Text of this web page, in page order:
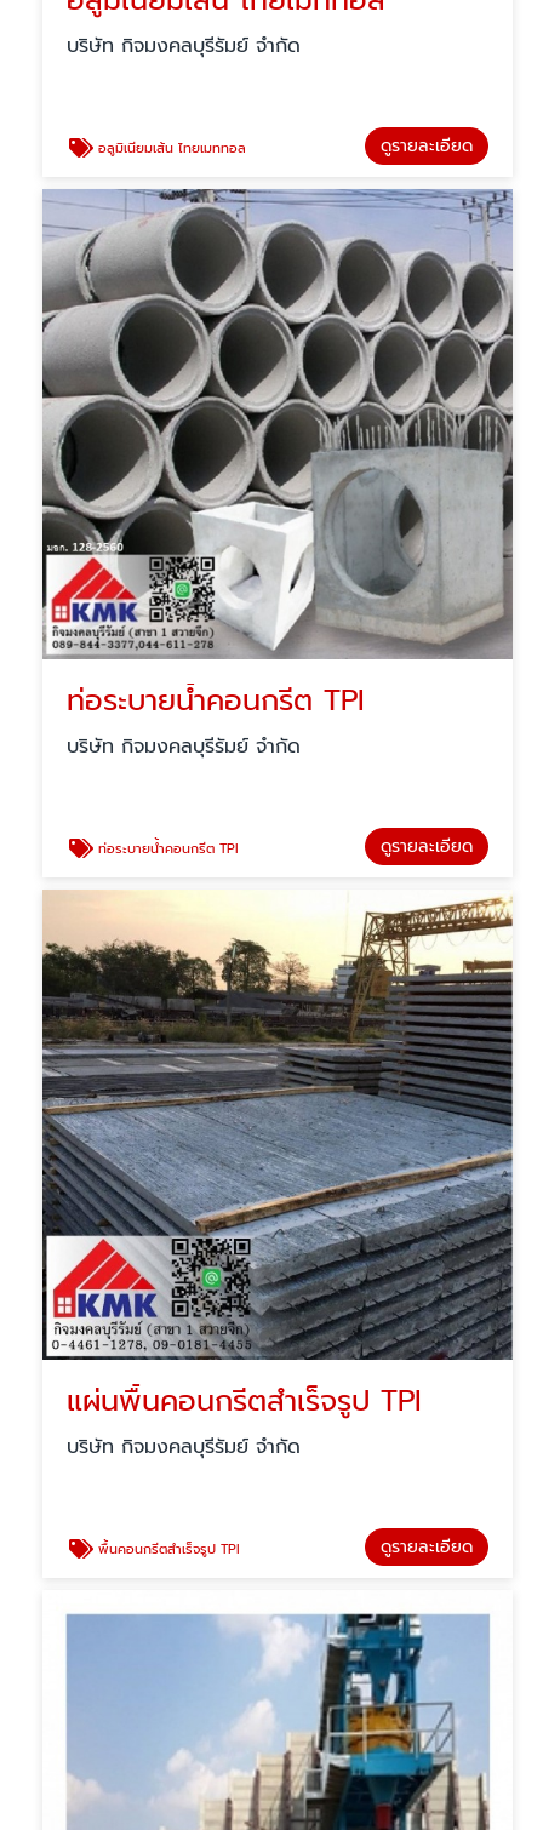
บริษัท กิจมงคลบุรีรัมย์ จำกัด
อลูมิเนียมเส้น ไทยเมททอล ดูรายละเอียด
ท่อระบายน้ำคอนกรีต TPI
บริษัท กิจมงคลบุรีรัมย์ จำกัด
ท่อระบายน้ำคอนกรีต TPI ดูรายละเอียด
แผ่นพื้นคอนกรีตสำเร็จรูป TPI
บริษัท กิจมงคลบุรีรัมย์ จำกัด
พื้นคอนกรีตสำเร็จรูป TPI ดูรายละเอียด